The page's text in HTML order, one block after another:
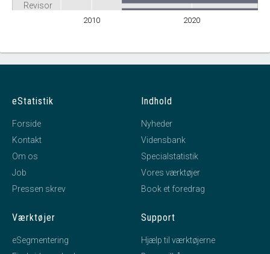
2010 2020
Revisor
Rigsrevisionen
eStatistik
Forside
Kontakt
Om os
Job
Pressen skrev
Indhold
Nyheder
Vidensbank
Specialstatistik
Vores værktøjer
Book et foredrag
Værktøjer
eSegmentering
Support
Hjælp til værktøjerne